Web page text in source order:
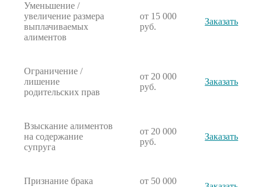
Уменьшение /
увеличение размера
выплачиваемых
алиментов
от 15 000
руб.
Заказать
Ограничение /
лишение
родительских прав
от 20 000
руб.
Заказать
Взыскание алиментов
на содержание
супруга
от 20 000
руб.
Заказать
Признание брака
от 50 000